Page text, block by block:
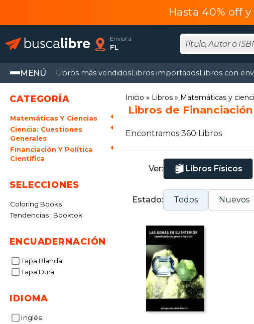
Hasta 40% off
Enviar a
FL
MENÚ Libros más vendidosLibros importadosLibros con
CATEGORÍA
Matemáticas Y Ciencias
Ciencia: Cuestiones
Generales
Financiación Y Política
Científica
SELECCIONES
Coloring Books
Tendencias : Booktok
ENCUADERNACIÓN
Tapa Blanda
Tapa Dura
IDIOMA
Inglés
Inicio Libros Matemáticas y
Libros de
Encontramos 360 Libros
Ver: Libros Físicos
Estado: Todos Nuevos